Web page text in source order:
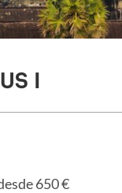
I
650 €